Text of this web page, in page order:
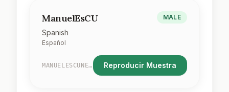
ManuelEsCU
Spanish
Español
MALE
MANUELESCUNEURAL Reproducir Muestra